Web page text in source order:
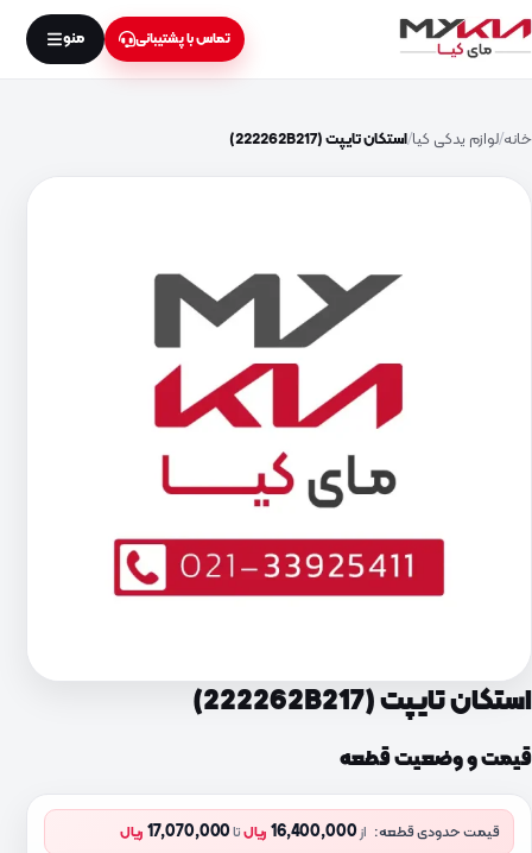
تماس با پشتیبانی منو
خانه لوازم یدکی کیا استکان تایپت (222262B217)
استکان تایپت (222262B217)
قیمت و وضعیت قطعه
قیمت حدودی قطعه: از16,400,000 ریالتا17,070,000 ریال